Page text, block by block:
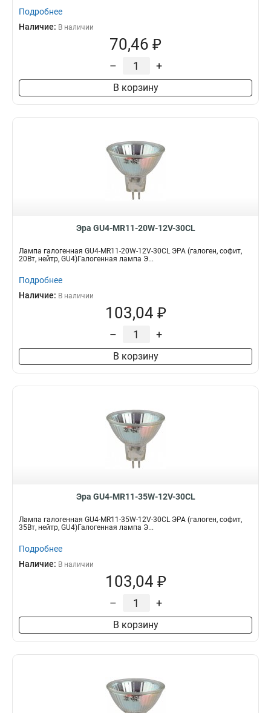
Подробнее
Наличие: В наличии
70,46 ₽
– +
В корзину
Эра GU4-MR11-20W-12V-30CL
Лампа галогенная GU4-MR11-20W-12V-30CL ЭРА (галоген, софит,
20Вт, нейтр, GU4)Галогенная лампа Э...
Подробнее
Наличие: В наличии
103,04 ₽
– +
В корзину
Эра GU4-MR11-35W-12V-30CL
Лампа галогенная GU4-MR11-35W-12V-30CL ЭРА (галоген, софит,
35Вт, нейтр, GU4)Галогенная лампа Э...
Подробнее
Наличие: В наличии
103,04 ₽
– +
В корзину